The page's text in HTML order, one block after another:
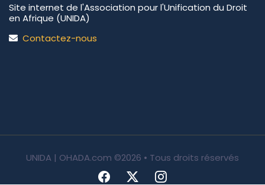
Site internet de l'Association pour l'Unification du Droit
en Afrique (UNIDA)
Contactez-nous
UNIDA | OHADA.com ©2026 • Tous droits réservés